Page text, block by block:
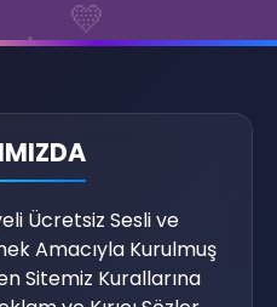
💛
Ücretsiz Sesli ve
Amacıyla Kurulmuş
Sitemiz Kurallarına